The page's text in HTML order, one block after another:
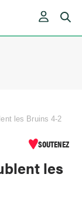
les Bruins 4-2
SOUTENEZ
les